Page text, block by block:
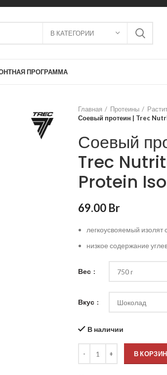
В КАТЕГОРИИ
ПРОГРАММА
Главная Протеины
Соевый протеин | Trec
Соевый
Trec
Protein
69.00 Br
легкоусвояемый изолят
низкое содержание
Вес
Вкус
В наличии
В